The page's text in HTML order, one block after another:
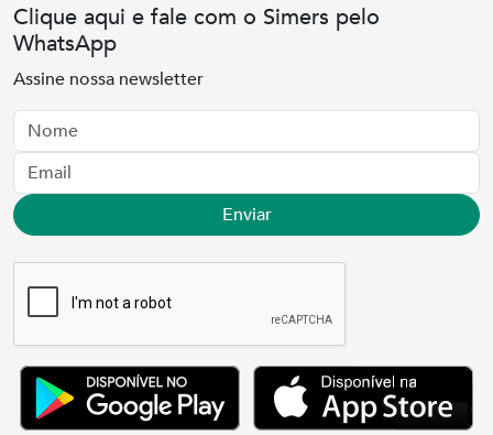
Clique aqui e fale com o Simers pelo
WhatsApp
Assine nossa newsletter
Nome
Email
Enviar